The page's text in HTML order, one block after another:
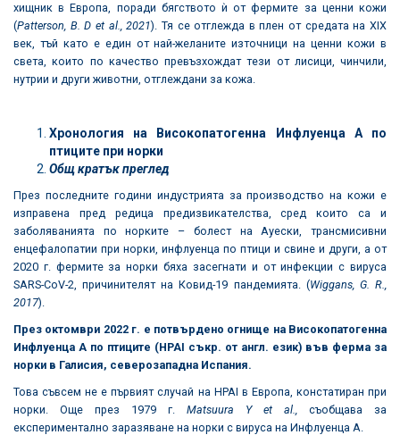
хищник в Европа, поради бягството ѝ от фермите за ценни кожи
(Patterson, B. D et al., 2021). Тя се отглежда в плен от средата на XIX
век, тъй като е един от най-желаните източници на ценни кожи в
света, които по качество превъзхождат тези от лисици, чинчили,
нутрии и други животни, отглеждани за кожа.
Хронология на Високопатогенна Инфлуенца А по
птиците при норки
Общ кратък преглед
През последните години индустрията за производство на кожи е
изправена пред редица предизвикателства, сред които са и
заболяванията по норките – болест на Ауески, трансмисивни
енцефалопатии при норки, инфлуенца по птици и свине и други, а от
2020 г. фермите за норки бяха засегнати и от инфекции с вируса
SARS-CoV-2, причинителят на Ковид-19 пандемията. (Wiggans, G. R.,
2017).
През октомври 2022 г. е потвърдено огнище на Високопатогенна
Инфлуенца А по птиците (HPAI съкр. от англ. език) във ферма за
норки в Галисия, северозападна Испания.
Това съвсем не е първият случай на HPAI в Европа, констатиран при
норки. Още през 1979 г. Matsuura Y et al.
съобщава за
експериментално заразяване на норки с вируса на Инфлуенца А.